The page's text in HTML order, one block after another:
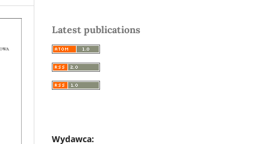
Latest publications
Wydawca: